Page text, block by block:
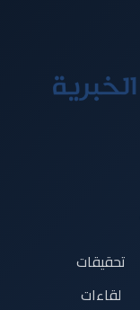
تحقيقات
لقاءات